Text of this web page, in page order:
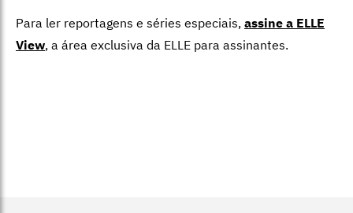
Para ler reportagens e séries especiais, assine a ELLE
View, a área exclusiva da ELLE para assinantes.